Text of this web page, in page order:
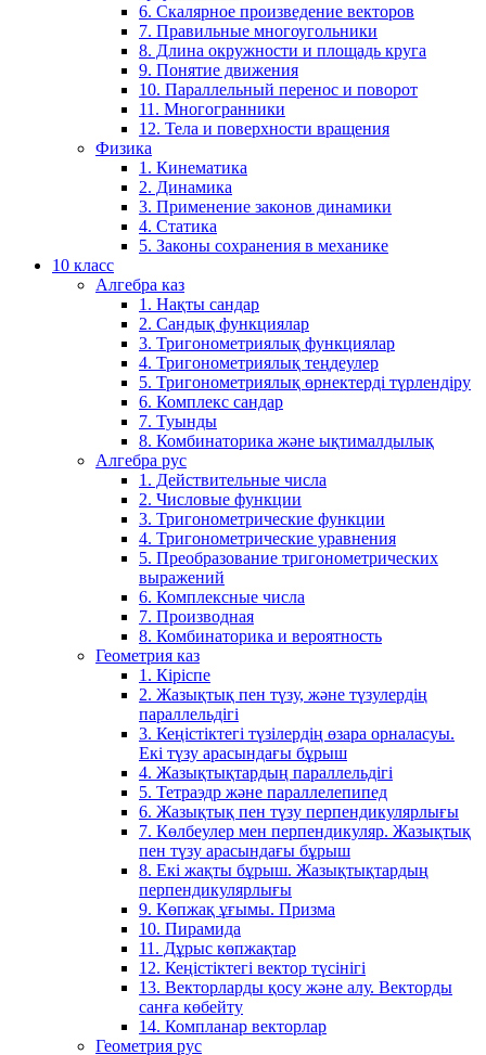
6. Скалярное произведение векторов
7. Правильные многоугольники
8. Длина окружности и площадь круга
9. Понятие движения
10. Параллельный перенос и поворот
11. Многогранники
12. Тела и поверхности вращения
Физика
1. Кинематика
2. Динамика
3. Применение законов динамики
4. Статика
5. Законы сохранения в механике
10 класс
Алгебра каз
1. Нақты сандар
2. Сандық функциялар
3. Тригонометриялық функциялар
4. Тригонометриялық теңдеулер
5. Тригонометриялық өрнектерді түрлендіру
6. Комплекс сандар
7. Туынды
8. Комбинаторика және ықтималдылық
Алгебра рус
1. Действительные числа
2. Числовые функции
3. Тригонометрические функции
4. Тригонометрические уравнения
5. Преобразование тригонометрических
выражений
6. Комплексные числа
7. Производная
8. Комбинаторика и вероятность
Геометрия каз
1. Кіріспе
2. Жазықтық пен түзу, және түзулердің
параллельдігі
3. Кеңістіктегі түзілердің өзара орналасуы.
Екі түзу арасындағы бұрыш
4. Жазықтықтардың параллельдігі
5. Тетраэдр және параллелепипед
6. Жазықтық пен түзу перпендикулярлығы
7. Көлбеулер мен перпендикуляр. Жазықтық
пен түзу арасындағы бұрыш
8. Екі жақты бұрыш. Жазықтықтардың
перпендикулярлығы
9. Көпжақ ұғымы. Призма
10. Пирамида
11. Дұрыс көпжақтар
12. Кеңістіктегі вектор түсінігі
13. Векторларды қосу және алу. Векторды
санға көбейту
14. Компланар векторлар
Геометрия рус